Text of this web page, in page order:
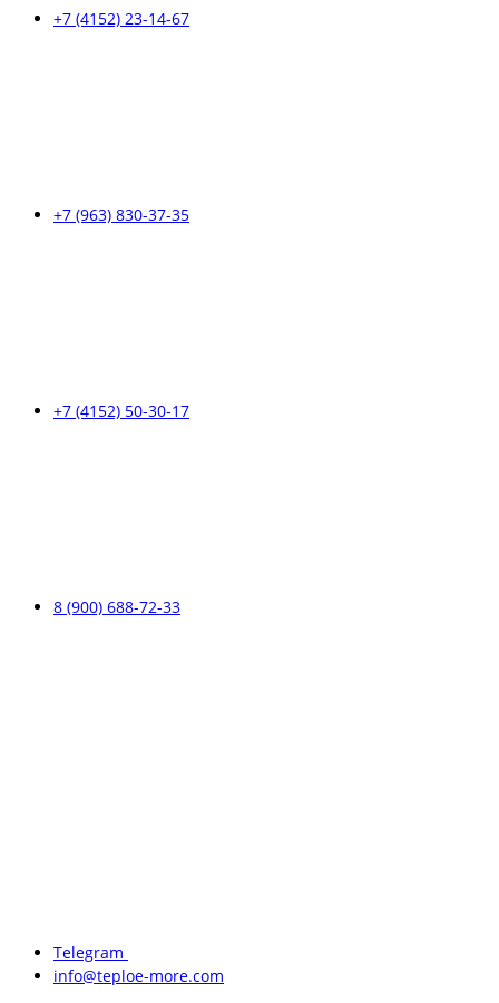
+7 (4152) 23-14-67
+7 (963) 830-37-35
+7 (4152) 50-30-17
8 (900) 688-72-33
Telegram
info@teploe-more.com